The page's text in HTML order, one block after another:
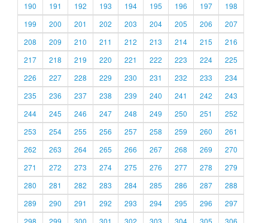
190
191 192 193 194 195 196 197
198
199
200 201 202 203 204 205 206
207
208
209 210 211 212 213 214 215
216
217
218 219 220 221 222 223 224
225
226
227 228 229 230 231 232 233
234
235
236 237 238 239 240 241 242
243
244
245 246 247 248 249 250 251
252
253
254 255 256 257 258 259 260
261
262
263 264 265 266 267 268 269
270
271
272 273 274 275 276 277 278
279
280
281 282 283 284 285 286 287
288
289
290 291 292 293 294 295 296
297
298
299 300 301 302 303 304 305 306